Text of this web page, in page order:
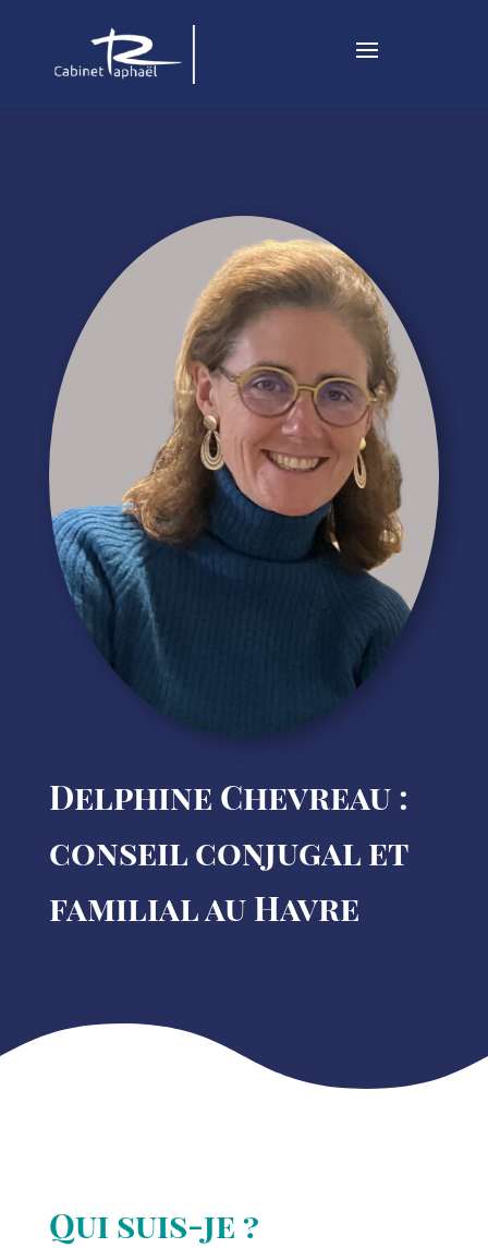
Delphine Chevreau :
conseil conjugal et
familial au Havre
Qui suis-je ?